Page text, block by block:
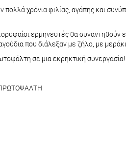
πολλά χρόνια φιλίας, αγάπης και
ερμηνευτές θα
που διάλεξαν με ζήλο, με
σε μια εκρηκτική συνεργασία!